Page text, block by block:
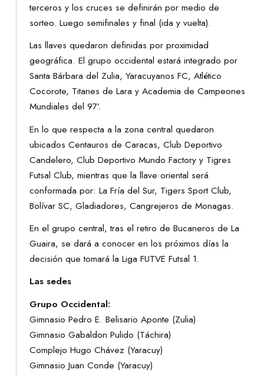
terceros y los cruces se definirán por medio de
sorteo. Luego semifinales y final (ida y vuelta).
Las llaves quedaron definidas por proximidad
geográfica. El grupo occidental estará integrado por
Santa Bárbara del Zulia, Yaracuyanos FC, Atlético
Cocorote, Titanes de Lara y Academia de Campeones
Mundiales del 97’.
En lo que respecta a la zona central quedaron
ubicados Centauros de Caracas, Club Deportivo
Candelero, Club Deportivo Mundo Factory y Tigres
Futsal Club, mientras que la llave oriental será
conformada por: La Fría del Sur, Tigers Sport Club,
Bolívar SC, Gladiadores, Cangrejeros de Monagas.
En el grupo central, tras el retiro de Bucaneros de La
Guaira, se dará a conocer en los próximos días la
decisión que tomará la Liga FUTVE Futsal 1.
Las sedes
Grupo Occidental:
Gimnasio Pedro E. Belisario Aponte (Zulia)
Gimnasio Gabaldon Pulido (Táchira)
Complejo Hugo Chávez (Yaracuy)
Gimnasio Juan Conde (Yaracuy)